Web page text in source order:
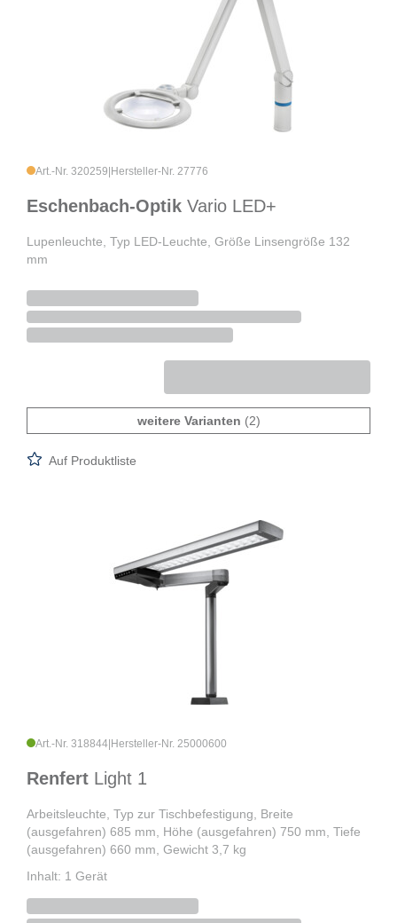
Art.-Nr. 320259 Hersteller-Nr. 27776
Eschenbach-Optik Vario LED+
Lupenleuchte, Typ LED-Leuchte, Größe Linsengröße 132
mm
weitere Varianten (2)
Auf Produktliste
Art.-Nr. 318844 Hersteller-Nr. 25000600
Renfert Light 1
Arbeitsleuchte, Typ zur Tischbefestigung, Breite
(ausgefahren) 685 mm, Höhe (ausgefahren) 750 mm, Tiefe
(ausgefahren) 660 mm, Gewicht 3,7 kg
Inhalt: 1 Gerät